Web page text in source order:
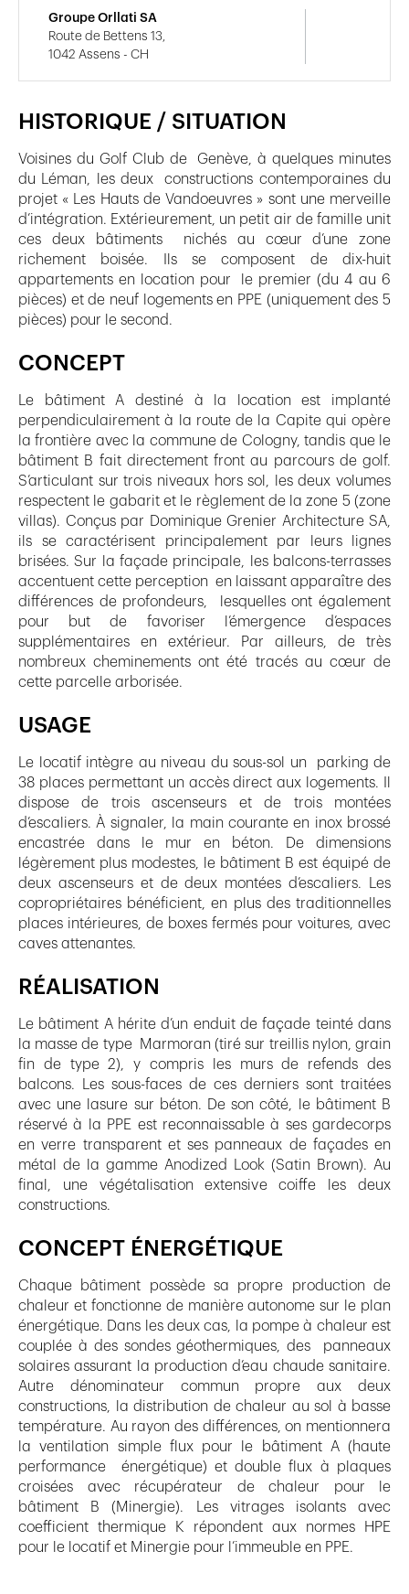
HISTORIQUE / SITUATION
Voisines du Golf Club de Genève, à quelques minutes
du Léman, les deux constructions contemporaines du
projet « Les Hauts de Vandoeuvres » sont une merveille
d’intégration. Extérieurement, un petit air de famille unit
ces deux bâtiments nichés au cœur d’une zone
richement boisée. Ils se composent de dix-huit
appartements en location pour le premier (du 4 au 6
pièces) et de neuf logements en PPE (uniquement des 5
pièces) pour le second.
CONCEPT
Le bâtiment A destiné à la location est implanté
perpendiculairement à la route de la Capite qui opère
la frontière avec la commune de Cologny, tandis que le
bâtiment B fait directement front au parcours de golf.
S’articulant sur trois niveaux hors sol, les deux volumes
respectent le gabarit et le règlement de la zone 5 (zone
villas). Conçus par Dominique Grenier Architecture SA,
ils se caractérisent principalement par leurs lignes
brisées. Sur la façade principale, les balcons-terrasses
accentuent cette perception en laissant apparaître des
différences de profondeurs, lesquelles ont également
pour but de favoriser l’émergence d’espaces
supplémentaires en extérieur. Par ailleurs, de très
nombreux cheminements ont été tracés au cœur de
cette parcelle arborisée.
USAGE
Le locatif intègre au niveau du sous-sol un parking de
38 places permettant un accès direct aux logements. Il
dispose de trois ascenseurs et de trois montées
d’escaliers. À signaler, la main courante en inox brossé
encastrée dans le mur en béton. De dimensions
légèrement plus modestes, le bâtiment B est équipé de
deux ascenseurs et de deux montées d’escaliers. Les
copropriétaires bénéficient, en plus des traditionnelles
places intérieures, de boxes fermés pour voitures, avec
caves attenantes.
RÉALISATION
Le bâtiment A hérite d’un enduit de façade teinté dans
la masse de type Marmoran (tiré sur treillis nylon, grain
fin de type 2), y compris les murs de refends des
balcons. Les sous-faces de ces derniers sont traitées
avec une lasure sur béton. De son côté, le bâtiment B
réservé à la PPE est reconnaissable à ses gardecorps
en verre transparent et ses panneaux de façades en
métal de la gamme Anodized Look (Satin Brown). Au
final, une végétalisation extensive coiffe les deux
constructions.
CONCEPT ÉNERGÉTIQUE
Chaque bâtiment possède sa propre production de
chaleur et fonctionne de manière autonome sur le plan
énergétique. Dans les deux cas, la pompe à chaleur est
couplée à des sondes géothermiques, des panneaux
solaires assurant la production d’eau chaude sanitaire.
Autre dénominateur commun propre aux deux
constructions, la distribution de chaleur au sol à basse
température. Au rayon des différences, on mentionnera
la ventilation simple flux pour le bâtiment A (haute
performance énergétique) et double flux à plaques
croisées avec récupérateur de chaleur pour le
bâtiment B (Minergie). Les vitrages isolants avec
coefficient thermique K répondent aux normes HPE
pour le locatif et Minergie pour l’immeuble en PPE.
Groupe Orllati SA
Route de Bettens 13,
1042 Assens - CH